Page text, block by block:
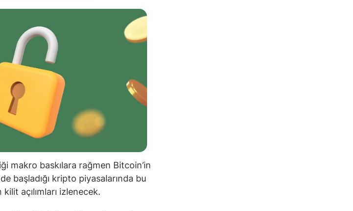
makro baskılara rağmen Bitcoin’in
başladığı kripto piyasalarında bu
açılımları izlenecek.